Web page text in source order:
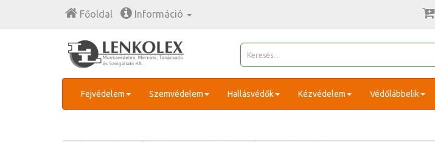
Főoldal Információ
Fejvédelem Szemvédelem Hallásvédők Kézvédelem Védőlábbelik